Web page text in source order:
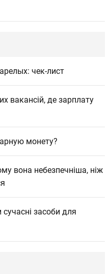
чек-лист
вакансій, де зарплату
монету?
вона небезпечніша, ніж
засоби для